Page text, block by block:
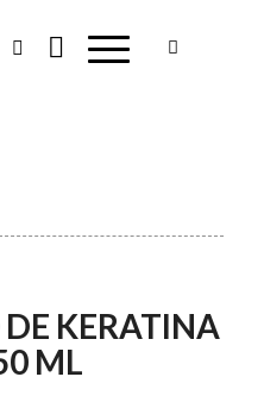
KERATINA
ML